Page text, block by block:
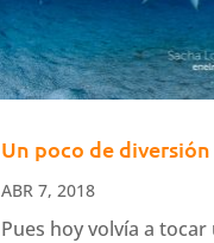
Un poco de
ABR 7, 2018
Pues hoy volvía a